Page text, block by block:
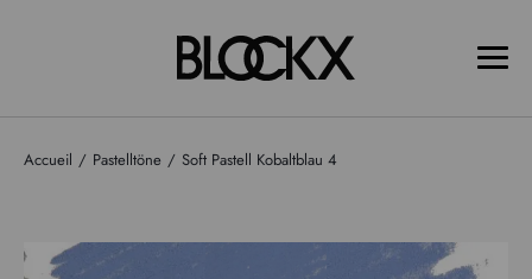
Accueil Pastelltöne Soft Pastell Kobaltblau 4